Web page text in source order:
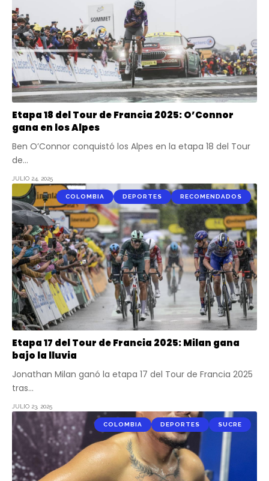
Etapa 18 del Tour de Francia 2025: O’Connor
gana en los Alpes
Ben O’Connor conquistó los Alpes en la etapa 18 del Tour
de…
JULIO 24, 2025
COLOMBIA DEPORTES RECOMENDADOS
Etapa 17 del Tour de Francia 2025: Milan gana
bajo la lluvia
Jonathan Milan ganó la etapa 17 del Tour de Francia 2025
tras…
JULIO 23, 2025
COLOMBIA DEPORTES SUCRE